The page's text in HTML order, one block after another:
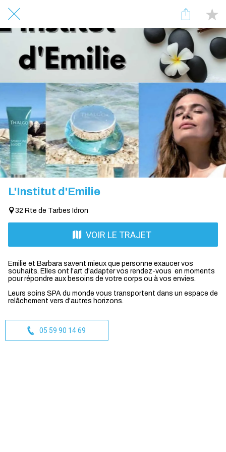
L'Institut d'Emilie
32 Rte de Tarbes Idron
VOIR LE TRAJET
Emilie et Barbara savent mieux que personne exaucer vos
souhaits. Elles ont l'art d'adapter vos rendez-vous en moments
pour répondre aux besoins de votre corps ou à vos envies.
Leurs soins SPA du monde vous transportent dans un espace de
relâchement vers d'autres horizons.
05 59 90 14 69